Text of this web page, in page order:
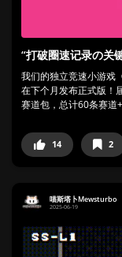
“打破圈速记录の关
我们的独立竞速小游戏
在下个月发布正式版！
赛道包，总计60条赛道
14 2
喵斯塔卜Mewsturbo
2025-06-19